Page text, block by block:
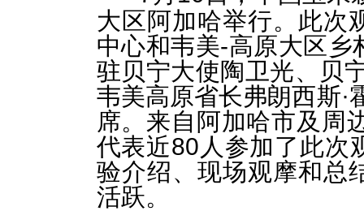
大区阿加哈举行。此次
中心和韦美-高原大区
驻贝宁大使陶卫光、贝
韦美高原省长弗朗西斯·
席。来自阿加哈市及周
代表近80人参加了此次
验介绍、现场观摩和总
活跃。